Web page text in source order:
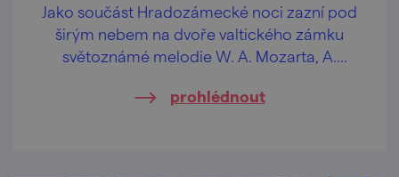
Jako součást Hradozámecké noci zazní pod
širým nebem na dvoře valtického zámku
světoznámé melodie W. A. Mozarta, A.
prohlédnout